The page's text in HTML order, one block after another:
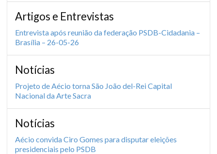
Artigos e Entrevistas
Entrevista após reunião da federação PSDB-Cidadania –
Brasília – 26-05-26
Notícias
Projeto de Aécio torna São João del-Rei Capital
Nacional da Arte Sacra
Notícias
Aécio convida Ciro Gomes para disputar eleições
presidenciais pelo PSDB